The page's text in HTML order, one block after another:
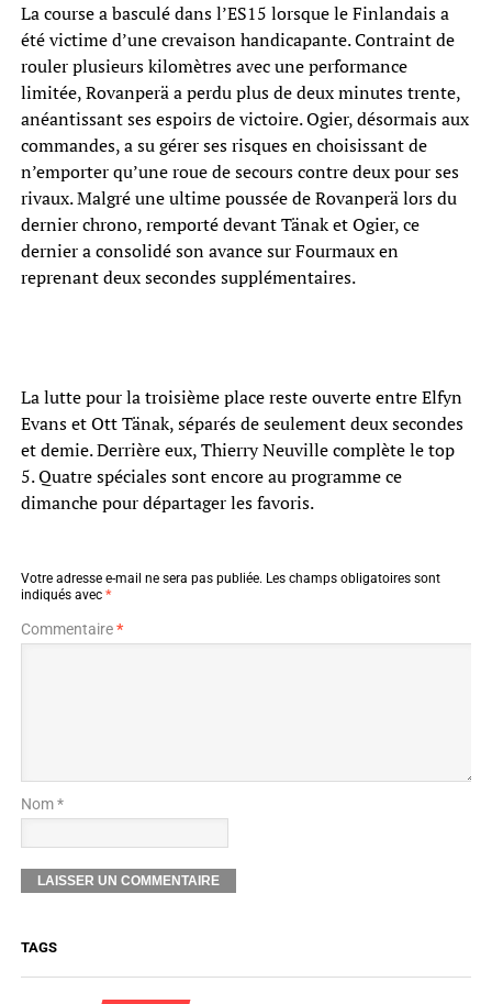
La course a basculé dans l’ES15 lorsque le Finlandais a
été victime d’une crevaison handicapante. Contraint de
rouler plusieurs kilomètres avec une performance
limitée, Rovanperä a perdu plus de deux minutes trente,
anéantissant ses espoirs de victoire. Ogier, désormais aux
commandes, a su gérer ses risques en choisissant de
n’emporter qu’une roue de secours contre deux pour ses
rivaux. Malgré une ultime poussée de Rovanperä lors du
dernier chrono, remporté devant Tänak et Ogier, ce
dernier a consolidé son avance sur Fourmaux en
reprenant deux secondes supplémentaires.
La lutte pour la troisième place reste ouverte entre Elfyn
Evans et Ott Tänak, séparés de seulement deux secondes
et demie. Derrière eux, Thierry Neuville complète le top
5. Quatre spéciales sont encore au programme ce
dimanche pour départager les favoris.
Votre adresse e-mail ne sera pas publiée. Les champs obligatoires sont
indiqués avec *
Commentaire*
Nom *
TAGS